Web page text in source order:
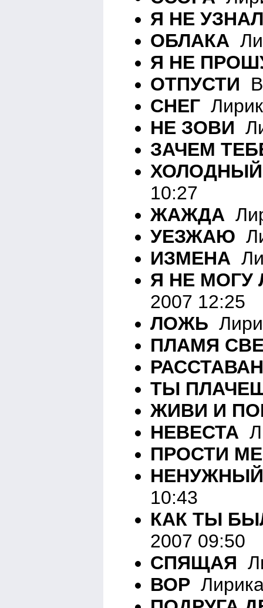
Я НЕ
ОБЛАКА
Я НЕ
ОТПУСТИ
СНЕГ
НЕ ЗОВИ
ЗАЧЕМ
ХОЛОДНЫЙ
10:27
ЖАЖДА
УЕЗЖАЮ
ИЗМЕНА
Я НЕ МОГУ
2007 12:25
ЛОЖЬ
ПЛАМЯ
ТЫ
ЖИВИ И
НЕВЕСТА
ПРОСТИ
10:43
КАК ТЫ
2007 09:50
СПЯЩАЯ
ВОР